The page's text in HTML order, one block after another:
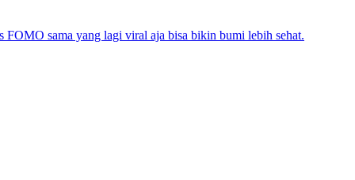
FOMO sama yang lagi viral aja bisa bikin bumi lebih sehat.